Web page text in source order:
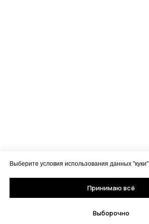
Выберите условия использования данных "куки"
Принимаю всё
Выборочно